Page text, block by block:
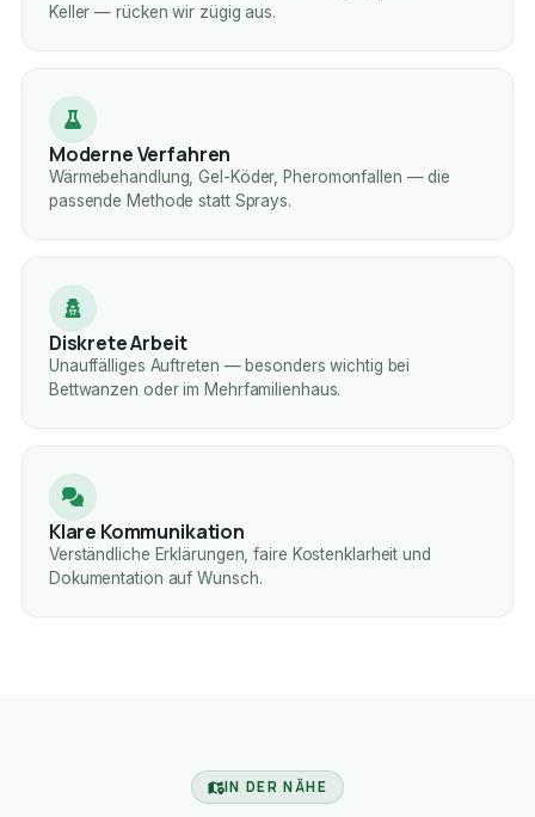
Keller — rücken wir zügig aus.
Moderne Verfahren
Wärmebehandlung, Gel-Köder, Pheromonfallen — die
passende Methode statt Sprays.
Diskrete Arbeit
Unauffälliges Auftreten — besonders wichtig bei
Bettwanzen oder im Mehrfamilienhaus.
Klare Kommunikation
Verständliche Erklärungen, faire Kostenklarheit und
Dokumentation auf Wunsch.
IN DER NÄHE